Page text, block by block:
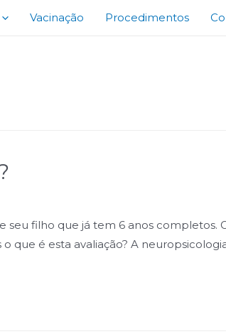
Vacinação Procedimentos
seu filho que já tem 6 anos
que é esta avaliação? A